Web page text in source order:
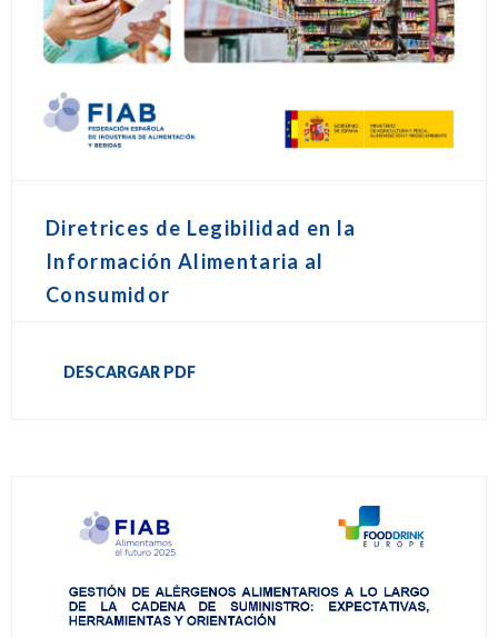
Diretrices de Legibilidad en la
Información Alimentaria al
Consumidor
DESCARGAR PDF